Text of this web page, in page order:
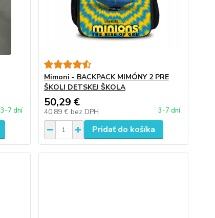
3-7 dní
Mimoni - BACKPACK MIMÓNY 2 PRE
ŠKOLI DETSKEJ ŠKOLA
50,29 €
40,89 € bez DPH 3-7 dní
Pridať do košíka